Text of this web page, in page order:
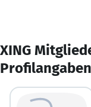
XING
Profilangaben